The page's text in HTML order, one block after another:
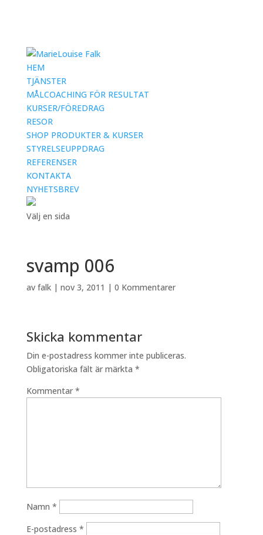
HEM
TJÄNSTER
MÅLCOACHING FÖR RESULTAT
KURSER/FÖREDRAG
RESOR
SHOP PRODUKTER & KURSER
STYRELSEUPPDRAG
REFERENSER
KONTAKTA
NYHETSBREV
Välj en sida
svamp 006
av falk| nov 3, 2011 | 0 Kommentarer
Skicka kommentar
Din e-postadress kommer inte publiceras.
Obligatoriska fält är märkta *
Kommentar *
Namn *
E-postadress *